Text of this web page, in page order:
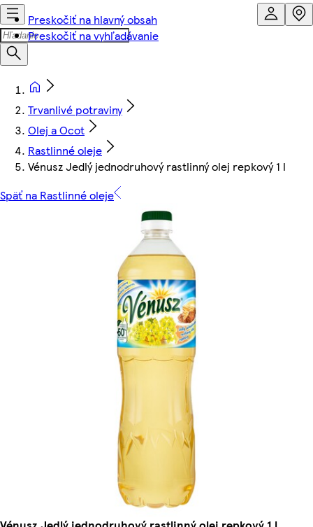
Preskočiť na hlavný obsah
Preskočiť na vyhľadávanie
Trvanlivé potraviny
Olej a Ocot
Rastlinné oleje
Vénusz Jedlý jednodruhový rastlinný olej repkový 1 l
Späť na Rastlinné oleje